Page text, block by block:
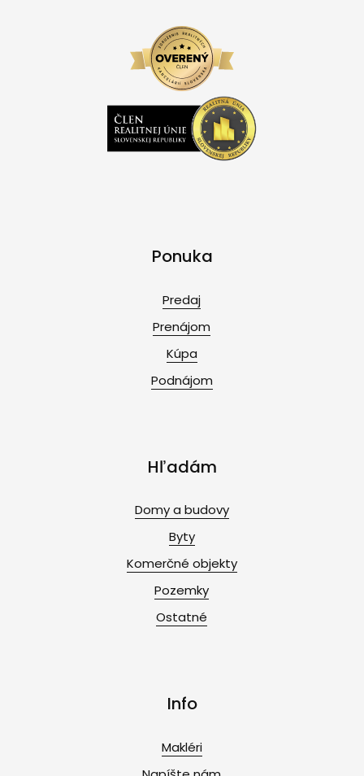
Ponuka
Predaj
Prenájom
Kúpa
Podnájom
Hľadám
Domy a budovy
Byty
Komerčné objekty
Pozemky
Ostatné
Info
Makléri